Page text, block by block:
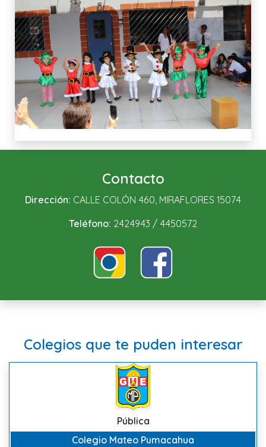
Contacto
Dirección: CALLE COLÓN 460, MIRAFLORES 15074
Teléfono: 2424943 / 4450572
Colegios que te puden interesar
Pública
Colegio Mateo Pumacahua